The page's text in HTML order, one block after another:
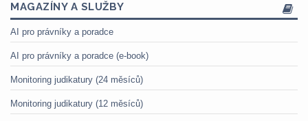
MAGAZÍNY A SLUŽBY
AI pro právníky a poradce
AI pro právníky a poradce (e-book)
Monitoring judikatury (24 měsíců)
Monitoring judikatury (12 měsíců)